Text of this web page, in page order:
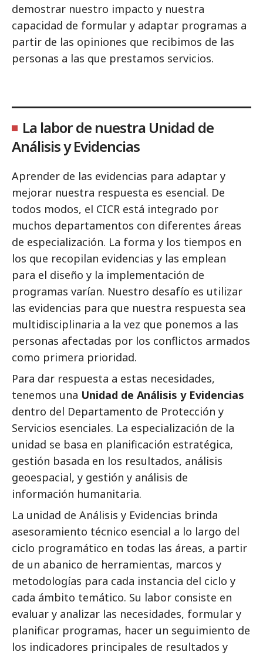
demostrar nuestro impacto y nuestra
capacidad de formular y adaptar programas a
partir de las opiniones que recibimos de las
personas a las que prestamos servicios.
La labor de nuestra Unidad de
Análisis y Evidencias
Aprender de las evidencias para adaptar y
mejorar nuestra respuesta es esencial. De
todos modos, el CICR está integrado por
muchos departamentos con diferentes áreas
de especialización. La forma y los tiempos en
los que recopilan evidencias y las emplean
para el diseño y la implementación de
programas varían. Nuestro desafío es utilizar
las evidencias para que nuestra respuesta sea
multidisciplinaria a la vez que ponemos a las
personas afectadas por los conflictos armados
como primera prioridad.
Para dar respuesta a estas necesidades,
tenemos una Unidad de Análisis y Evidencias
dentro del Departamento de Protección y
Servicios esenciales. La especialización de la
unidad se basa en planificación estratégica,
gestión basada en los resultados, análisis
geoespacial, y gestión y análisis de
información humanitaria.
La unidad de Análisis y Evidencias brinda
asesoramiento técnico esencial a lo largo del
ciclo programático en todas las áreas, a partir
de un abanico de herramientas, marcos y
metodologías para cada instancia del ciclo y
cada ámbito temático. Su labor consiste en
evaluar y analizar las necesidades, formular y
planificar programas, hacer un seguimiento de
los indicadores principales de resultados y